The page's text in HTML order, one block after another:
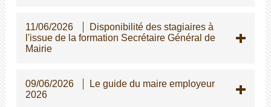
11/06/2026
Disponibilité des stagiaires à
l'issue de la formation Secrétaire Général de
Mairie
09/06/2026
Le guide du maire employeur
2026